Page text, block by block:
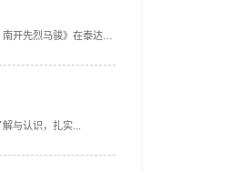
开先烈马骏》在泰达校
识，扎实...